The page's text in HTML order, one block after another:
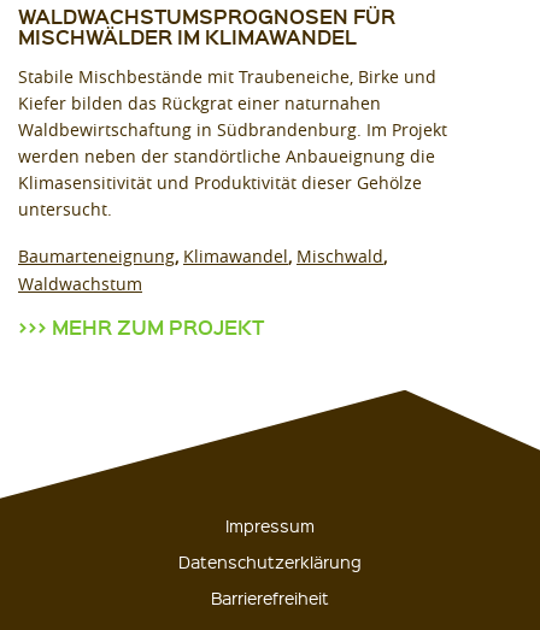
WALDWACHSTUMSPROGNOSEN FÜR
MISCHWÄLDER IM KLIMAWANDEL
Stabile Mischbestände mit Traubeneiche, Birke und
Kiefer bilden das Rückgrat einer naturnahen
Waldbewirtschaftung in Südbrandenburg. Im Projekt
werden neben der standörtliche Anbaueignung die
Klimasensitivität und Produktivität dieser Gehölze
untersucht.
Baumarteneignung Klimawandel Mischwald
Waldwachstum
MEHR ZUM PROJEKT
Impressum
Datenschutzerklärung
Barrierefreiheit